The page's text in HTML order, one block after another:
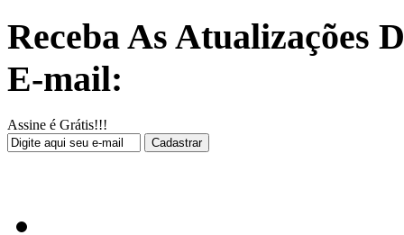
Receba As Atualizações
E-mail:
Assine é Grátis!!!